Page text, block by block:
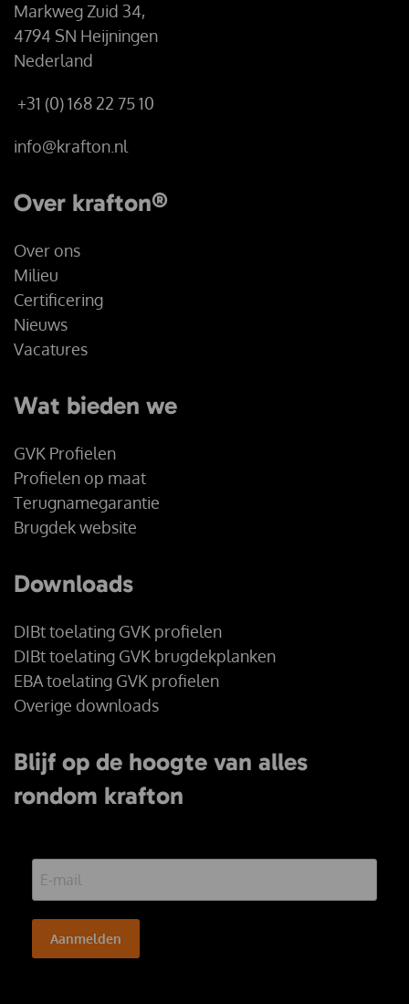
Markweg Zuid 34,
4794 SN Heijningen
Nederland
+31 (0) 168 22 75 10
info@krafton.nl
Over krafton®
Over ons
Milieu
Certificering
Nieuws
Vacatures
Wat bieden we
GVK Profielen
Profielen op maat
Terugnamegarantie
Brugdek website
Downloads
DIBt toelating GVK profielen
DIBt toelating GVK brugdekplanken
EBA toelating GVK profielen
Overige downloads
Blijf op de hoogte van alles
rondom krafton
Aanmelden